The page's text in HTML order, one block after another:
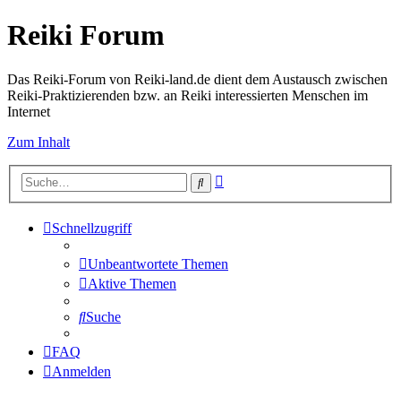
Reiki Forum
Das Reiki-Forum von Reiki-land.de dient dem Austausch zwischen
Reiki-Praktizierenden bzw. an Reiki interessierten Menschen im
Internet
Zum Inhalt
Suche
Schnellzugriff
Unbeantwortete Themen
Aktive Themen
Suche
FAQ
Anmelden